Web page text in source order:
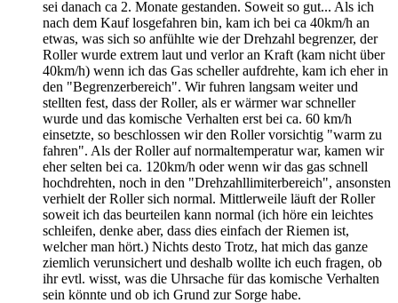
sei danach ca 2. Monate gestanden. Soweit so gut... Als ich
nach dem Kauf losgefahren bin, kam ich bei ca 40km/h an
etwas, was sich so anfühlte wie der Drehzahl begrenzer, der
Roller wurde extrem laut und verlor an Kraft (kam nicht über
40km/h) wenn ich das Gas scheller aufdrehte, kam ich eher in
den "Begrenzerbereich". Wir fuhren langsam weiter und
stellten fest, dass der Roller, als er wärmer war schneller
wurde und das komische Verhalten erst bei ca. 60 km/h
einsetzte, so beschlossen wir den Roller vorsichtig "warm zu
fahren". Als der Roller auf normaltemperatur war, kamen wir
eher selten bei ca. 120km/h oder wenn wir das gas schnell
hochdrehten, noch in den "Drehzahllimiterbereich", ansonsten
verhielt der Roller sich normal. Mittlerweile läuft der Roller
soweit ich das beurteilen kann normal (ich höre ein leichtes
schleifen, denke aber, dass dies einfach der Riemen ist,
welcher man hört.) Nichts desto Trotz, hat mich das ganze
ziemlich verunsichert und deshalb wollte ich euch fragen, ob
ihr evtl. wisst, was die Uhrsache für das komische Verhalten
sein könnte und ob ich Grund zur Sorge habe.